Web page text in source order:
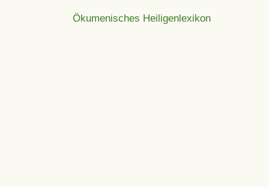
Ökumenisches Heiligenlexikon